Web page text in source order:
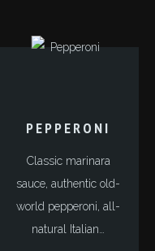
PEPPERONI
Classic marinara
sauce, authentic old-
world pepperoni, all-
natural Italian…